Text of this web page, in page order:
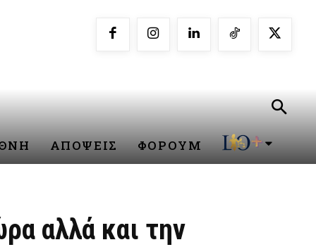
ΑΠΟΨΕΙΣ ΦΟΡΟΥΜ
αλλά και την